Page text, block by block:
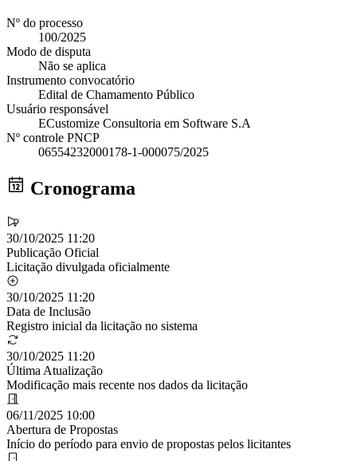
Nº do processo
100/2025
Modo de disputa
Não se aplica
Instrumento convocatório
Edital de Chamamento Público
Usuário responsável
ECustomize Consultoria em Software S.A
Nº controle PNCP
06554232000178-1-000075/2025
Cronograma
30/10/2025 11:20
Publicação Oficial
Licitação divulgada oficialmente
30/10/2025 11:20
Data de Inclusão
Registro inicial da licitação no sistema
30/10/2025 11:20
Última Atualização
Modificação mais recente nos dados da licitação
06/11/2025 10:00
Abertura de Propostas
Início do período para envio de propostas pelos licitantes